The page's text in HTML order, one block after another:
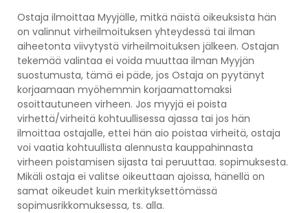
Ostaja ilmoittaa Myyjälle, mitkä näistä oikeuksista hän
on valinnut virheilmoituksen yhteydessä tai ilman
aiheetonta viivytystä virheilmoituksen jälkeen. Ostajan
tekemää valintaa ei voida muuttaa ilman Myyjän
suostumusta, tämä ei päde, jos Ostaja on pyytänyt
korjaamaan myöhemmin korjaamattomaksi
osoittautuneen virheen. Jos myyjä ei poista
virhettä/virheitä kohtuullisessa ajassa tai jos hän
ilmoittaa ostajalle, ettei hän aio poistaa virheitä, ostaja
voi vaatia kohtuullista alennusta kauppahinnasta
virheen poistamisen sijasta tai peruuttaa. sopimuksesta.
Mikäli ostaja ei valitse oikeuttaan ajoissa, hänellä on
samat oikeudet kuin merkityksettömässä
sopimusrikkomuksessa, ts. alla.